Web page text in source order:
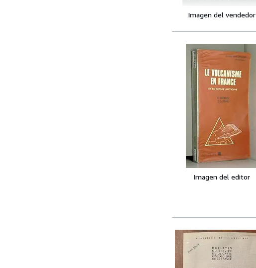
Imagen del vendedor
Imagen del editor